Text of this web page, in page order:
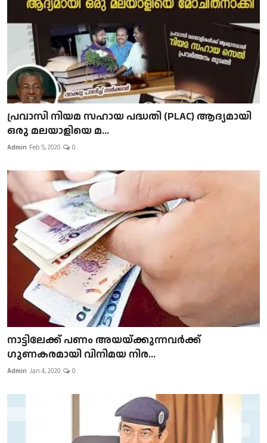
പ്രവാസി നിയമ സഹായ പദ്ധതി (PLAC) ആദ്യമായി
ഒരു മലയാളിയെ മ...
Admin Feb 5, 2020 0
നാട്ടിലേക്ക് പണം അയയ്ക്കുന്നവർക്ക്
ഗുണകരമായി വിനിമയ നിര...
Admin Jan 4, 2020 0